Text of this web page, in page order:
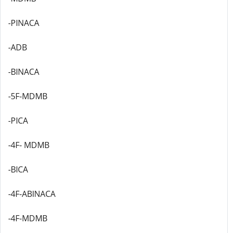
-PINACA
-ADB
-BINACA
-5F-MDMB
-PICA
-4F- MDMB
-BICA
-4F-ABINACA
-4F-MDMB